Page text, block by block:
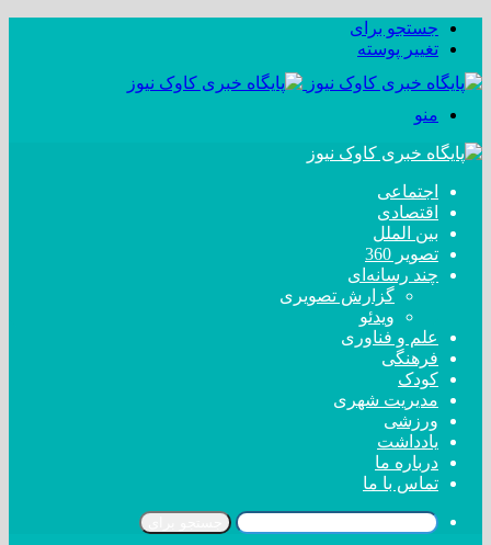
جستجو برای
تغییر پوسته
منو
اجتماعی
اقتصادی
بین الملل
تصویر 360
چند رسانه‌ای
گزارش تصویری
ویدئو
علم و فناوری
فرهنگی
کودک
مدیریت شهری
ورزشی
یادداشت
درباره ما
تماس با ما